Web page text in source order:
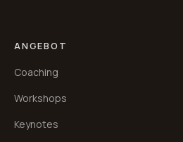
ANGEBOT
Coaching
Workshops
Keynotes